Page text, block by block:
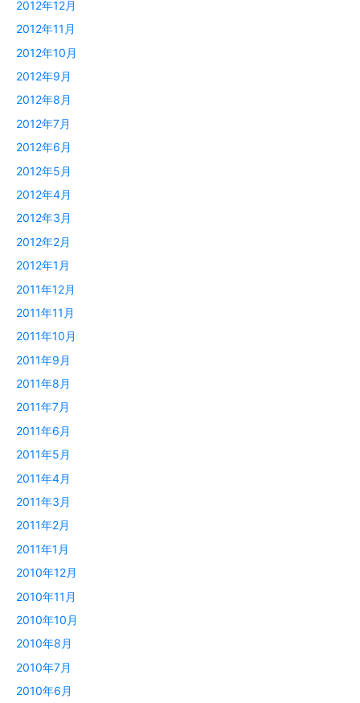
2012年12月
2012年11月
2012年10月
2012年9月
2012年8月
2012年7月
2012年6月
2012年5月
2012年4月
2012年3月
2012年2月
2012年1月
2011年12月
2011年11月
2011年10月
2011年9月
2011年8月
2011年7月
2011年6月
2011年5月
2011年4月
2011年3月
2011年2月
2011年1月
2010年12月
2010年11月
2010年10月
2010年8月
2010年7月
2010年6月